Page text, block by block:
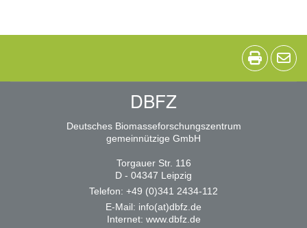
DBFZ
Deutsches Biomasseforschungszentrum
gemeinnützige GmbH
Torgauer Str. 116
D - 04347 Leipzig
Telefon: +49 (0)341 2434-112
E-Mail: info(at)dbfz.de
Internet: www.dbfz.de